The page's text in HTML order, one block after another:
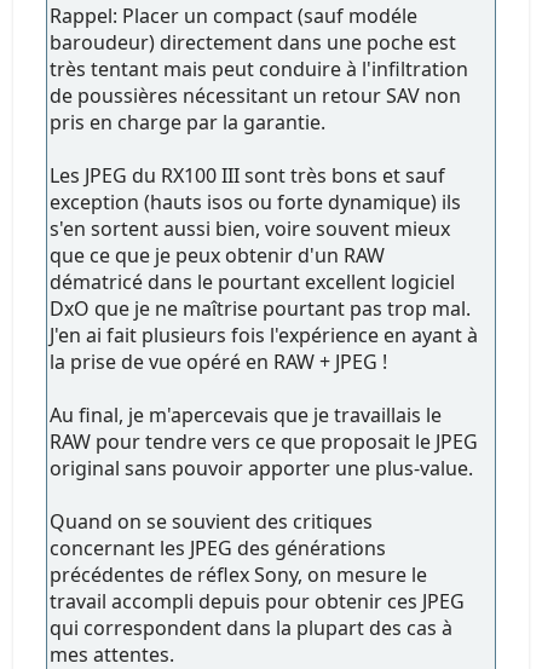
Rappel: Placer un compact (sauf modéle
baroudeur) directement dans une poche est
très tentant mais peut conduire à l'infiltration
de poussières nécessitant un retour SAV non
pris en charge par la garantie.
Les JPEG du RX100 III sont très bons et sauf
exception (hauts isos ou forte dynamique) ils
s'en sortent aussi bien, voire souvent mieux
que ce que je peux obtenir d'un RAW
dématricé dans le pourtant excellent logiciel
DxO que je ne maîtrise pourtant pas trop mal.
J'en ai fait plusieurs fois l'expérience en ayant à
la prise de vue opéré en RAW + JPEG !
Au final, je m'apercevais que je travaillais le
RAW pour tendre vers ce que proposait le JPEG
original sans pouvoir apporter une plus-value.
Quand on se souvient des critiques
concernant les JPEG des générations
précédentes de réflex Sony, on mesure le
travail accompli depuis pour obtenir ces JPEG
qui correspondent dans la plupart des cas à
mes attentes.